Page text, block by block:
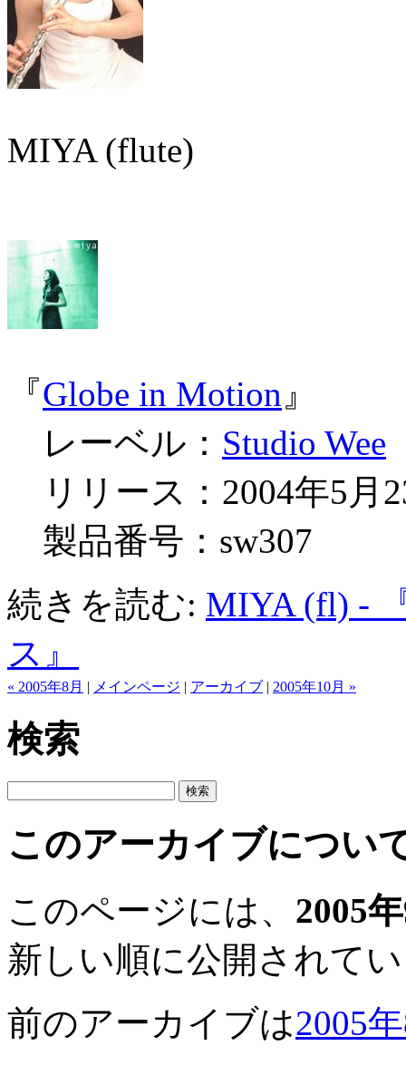
MIYA (flute)
『Globe in Motion 』
レーベル： Studio Wee
リリース：2004年5月
製品番号：sw307
続きを読む: MIYA (fl) -
ス』
« 2005年8月 | メインページ | アーカイブ | 2005年10月 »
検索
このアーカイブについ
このページには、 2005
新しい順に公開されて
前のアーカイブは2005